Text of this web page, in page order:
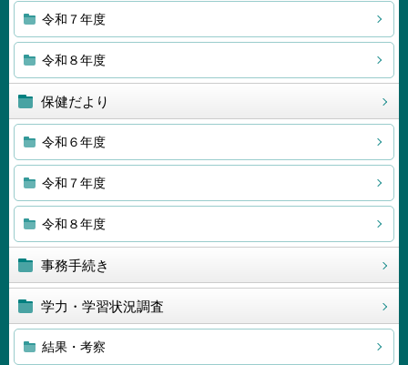
令和７年度
令和８年度
保健だより
令和６年度
令和７年度
令和８年度
事務手続き
学力・学習状況調査
結果・考察